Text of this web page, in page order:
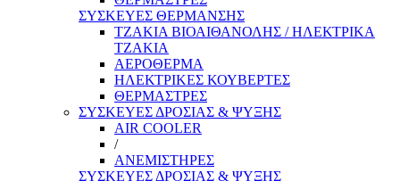
ΣΥΣΚΕΥΕΣ ΘΕΡΜΑΝΣΗΣ
ΤΖΑΚΙΑ ΒΙΟΑΙΘΑΝΟΛΗΣ / ΗΛΕΚΤΡΙΚΑ
ΤΖΑΚΙΑ
ΑΕΡΟΘΕΡΜΑ
ΗΛΕΚΤΡΙΚΕΣ ΚΟΥΒΕΡΤΕΣ
ΘΕΡΜΑΣΤΡΕΣ
ΣΥΣΚΕΥΕΣ ΔΡΟΣΙΑΣ & ΨΥΞΗΣ
AIR COOLER
/
ΑΝΕΜΙΣΤΗΡΕΣ
ΣΥΣΚΕΥΕΣ ΔΡΟΣΙΑΣ & ΨΥΞΗΣ